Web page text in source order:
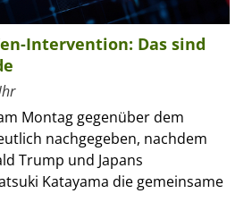
Intervention: Das sind
Montag gegenüber dem
nachgegeben, nachdem
Trump und Japans
Katayama die gemeinsame